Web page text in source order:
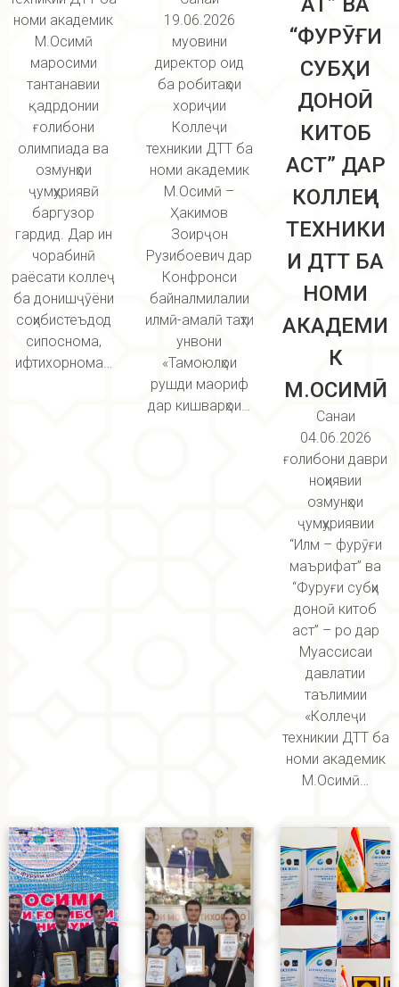
номи академик
М.Осимӣ
маросими
тантанавии
қадрдонии
ғолибони
олимпиада ва
озмунҳои
ҷумҳуриявӣ
баргузор
гардид. Дар ин
чорабинӣ
раёсати коллеҷ
ба донишҷӯёни
соҳибистеъдод
сипоснома,
ифтихорнома…
19.06.2026
муовини
директор оид
ба робитаҳои
хориҷии
Коллеҷи
техникии ДТТ ба
номи академик
М.Осимӣ –
Ҳакимов
Зоирҷон
Рузибоевич дар
Конфронси
байналмилалии
илмӣ-амалӣ таҳти
унвони
«Тамоюлҳои
рушди маориф
дар кишварҳои…
“ФУРӮҒИ
СУБҲИ
ДОНОӢ
КИТОБ
АСТ” ДАР
КОЛЛЕҶИ
ТЕХНИКИ
И ДТТ БА
НОМИ
АКАДЕМИ
К
М.ОСИМӢ
Санаи
04.06.2026
ғолибони даври
ноҳиявии
озмунҳои
ҷумҳуриявии
“Илм – фурӯғи
маърифат” ва
“Фуруғи субҳи
доноӣ китоб
аст” – ро дар
Муассисаи
давлатии
таълимии
«Коллеҷи
техникии ДТТ ба
номи академик
М.Осимӣ…